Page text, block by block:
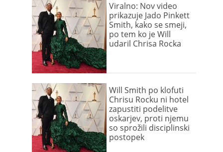
Viralno: Nov video
prikazuje Jado Pinkett
Smith, kako se smeji,
po tem ko je Will
udaril Chrisa Rocka
Will Smith po klofuti
Chrisu Rocku ni hotel
zapustiti podelitve
oskarjev, proti njemu
so sprožili disciplinski
postopek